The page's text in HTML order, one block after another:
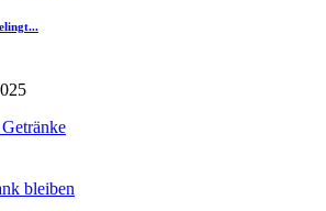
bleiben